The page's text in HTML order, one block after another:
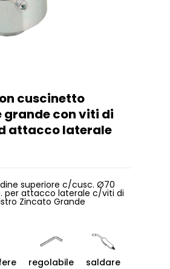
cuscinetto
grande con viti di
attacco laterale
superiore c/cusc. Ø70
per attacco laterale c/viti di
Zincato Grande
regolabile saldare